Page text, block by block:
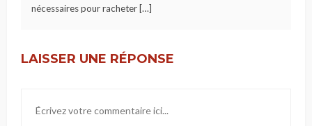
nécessaires pour racheter […]
LAISSER UNE RÉPONSE